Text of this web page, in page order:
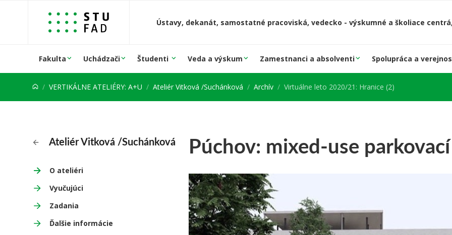
Prejsť na obsah
Ústavy, dekanát, samostatné pracoviská, vedecko - výskumné a školiace
Fakulta Uchádzači Študenti Veda a výskum Zamestnanci a absolventi Spolupráca a
VERTIKÁLNE ATELIÉRY: A+U Ateliér Vitková /Suchánková Archív Virtuálne leto 2020/21: Hranice (2)
Ateliér Vitková /Suchánková
O ateliéri
Vyučujúci
Zadania
Ďalšie informácie
Púchov: mixed-use